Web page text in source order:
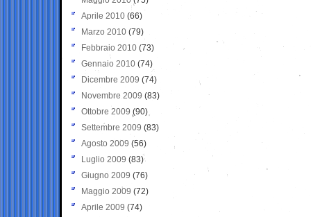
Aprile 2010 (66)
Marzo 2010 (79)
Febbraio 2010 (73)
Gennaio 2010 (74)
Dicembre 2009 (74)
Novembre 2009 (83)
Ottobre 2009 (90)
Settembre 2009 (83)
Agosto 2009 (56)
Luglio 2009 (83)
Giugno 2009 (76)
Maggio 2009 (72)
Aprile 2009 (74)